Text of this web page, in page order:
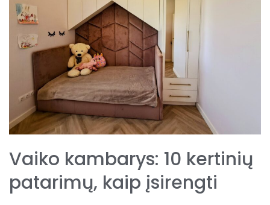
Vaiko kambarys: 10 kertinių
patarimų, kaip įsirengti